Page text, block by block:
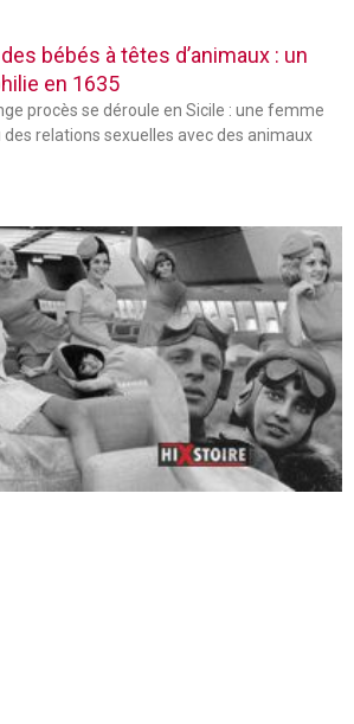
bébés à têtes d’animaux : un
en 1635
procès se déroule en Sicile : une femme
des relations sexuelles avec des animaux